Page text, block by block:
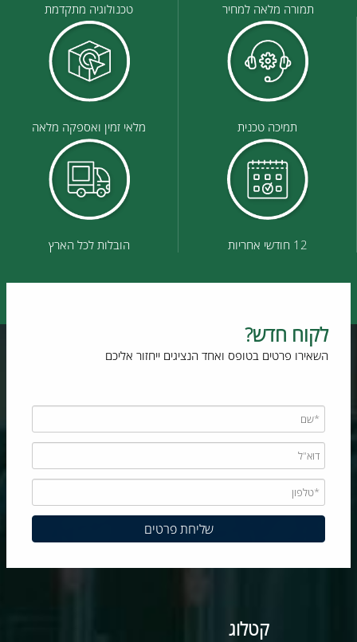
תמורה מלאה למחיר טכנולוגיה מתקדמת
תמיכה טכנית מלאי זמין ואספקה מלאה
12 חודשי אחריות הובלות לכל הארץ
לקוח חדש?
השאירו פרטים בטופס ואחד הנציגים ייחזור אליכם
קטלוג